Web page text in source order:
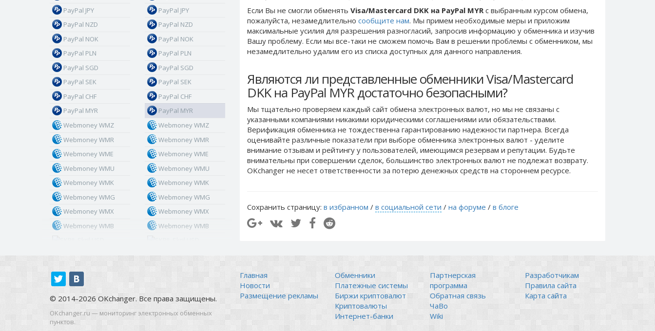
Если Вы не смогли обменять Visa/Mastercard DKK на PayPal MYRс выбранным курсом обмена,
пожалуйста, незамедлительно сообщите нам. Мы примем необходимые меры и приложим
максимальные усилия для разрешения разногласий, запросив информацию у обменника и изучив
Вашу проблему. Если мы все-таки не сможем помочь Вам в решении проблемы c обменником, мы
незамедлительно удалим его из списка доступных для данного направления.
Являются ли представленные обменники Visa/Mastercard
DKK на PayPal MYR достаточно безопасными?
Мы тщательно проверяем каждый сайт обмена электронных валют, но мы не связаны c
указанными компаниями никакими юридическими соглашениями или обязательствами.
Верификация обменника не тождественна гарантированию надежности партнера. Всегда
оценивайте различные показатели при выборе обменника электронных валют - уделите
внимание отзывам и рейтингу у пользователей, имеющимся резервам и репутации. Будьте
внимательны при совершении сделок, большинство электронных валют не подлежат возврату.
OKchanger не несет ответственности за потерю денежных средств на стороннем ресурсе.
Сохранить страницу: в избранном / в социальной сети / на форуме / в блоге
PayPal JPY
PayPal NZD
PayPal NOK
PayPal PLN
PayPal SGD
PayPal SEK
PayPal CHF
PayPal MYR
Webmoney WMZ
Webmoney WMR
Webmoney WME
Webmoney WMU
Webmoney WMK
Webmoney WMG
Webmoney WMX
Webmoney WMB
Skril PLN
Skril GBP
Skril AUD
PayPal JPY
PayPal NZD
PayPal NOK
PayPal PLN
PayPal SGD
PayPal SEK
PayPal CHF
PayPal MYR
Webmoney WMZ
Webmoney WMR
Webmoney WME
Webmoney WMU
Webmoney WMK
Webmoney WMG
Webmoney WMX
Webmoney WMB
Skril PLN
Skril GBP
Skril AUD
© 2014-2026 OKchanger. Все права защищены.
OKchanger.ru — мониторинг электронных обменных
пунктов.
Главная
Новости
Размещение рекламы
Обменники
Платежные системы
Биржи криптовалют
Криптовалюты
Интернет-банки
Партнерская
программа
Обратная связь
ЧаВо
Wiki
Разработчикам
Правила сайта
Карта сайта